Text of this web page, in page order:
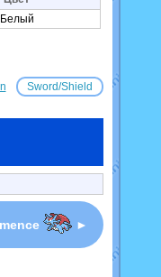
Белый
Sword/Shield
►